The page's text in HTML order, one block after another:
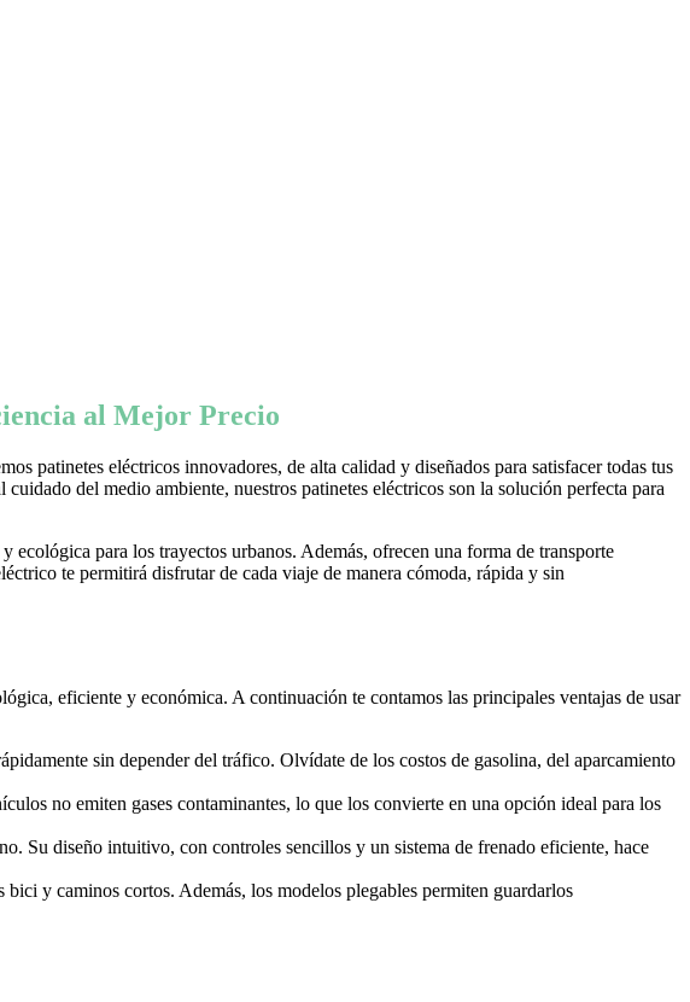
al Mejor Precio
patinetes eléctricos innovadores, de alta calidad y diseñados para satisfacer todas tus
del medio ambiente, nuestros patinetes eléctricos son la solución perfecta para
para los trayectos urbanos. Además, ofrecen una forma de transporte
te permitirá disfrutar de cada viaje de manera cómoda, rápida y sin
eficiente y económica. A continuación te contamos las principales ventajas de usar
sin depender del tráfico. Olvídate de los costos de gasolina, del aparcamiento
no emiten gases contaminantes, lo que los convierte en una opción ideal para los
Su diseño intuitivo, con controles sencillos y un sistema de frenado eficiente, hace
y caminos cortos. Además, los modelos plegables permiten guardarlos